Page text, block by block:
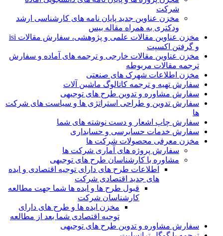
شرکت
مخزن عناوین جدید پایان نامه های کارشناسی ارشد
ودکتری به همراه مقاله بیس
مخزن عناوین مقالات علمی و پژوهشی، سفارش مقالات isi
و گرفتن اکسپت
مخزن عناوین مقالات خارجی و ترجمه های آماده و سفارش
ترجمه مقالات مربوطه
مخزن اطلاعات شهرک های صنعتی
سفارش تهیه و ترجمه کاتالوگ ماشین آلات
سفارش مشاوره و تدوین طرح های توجیهی
سفارش تدوین و طراحی استراتژی ها و سیاست های شرکت
ها
سفارش چاپ اشعار و دست نوشته های شما
سفارش خدمات حسابرسی و حسابداری
مخزن معرفی محصولات شرکت ها
سفارش پروژه های آماری شرکت ها
مشاوره با کارشناسان طرح های توجیهی
اطلاعات طرح های دارای توجیه اقتصادی و ایده
های جدید اقتصادی شرکت
قبول طرح ها و ایده ها شما جهت مطالعه
کارشناسان شرکت
مخزن ایده ها و طرح های دارای
توجیه اقتصادی شما بعد از مطالعه
سفارش مشاوره و تدوین طرح های توجیهی